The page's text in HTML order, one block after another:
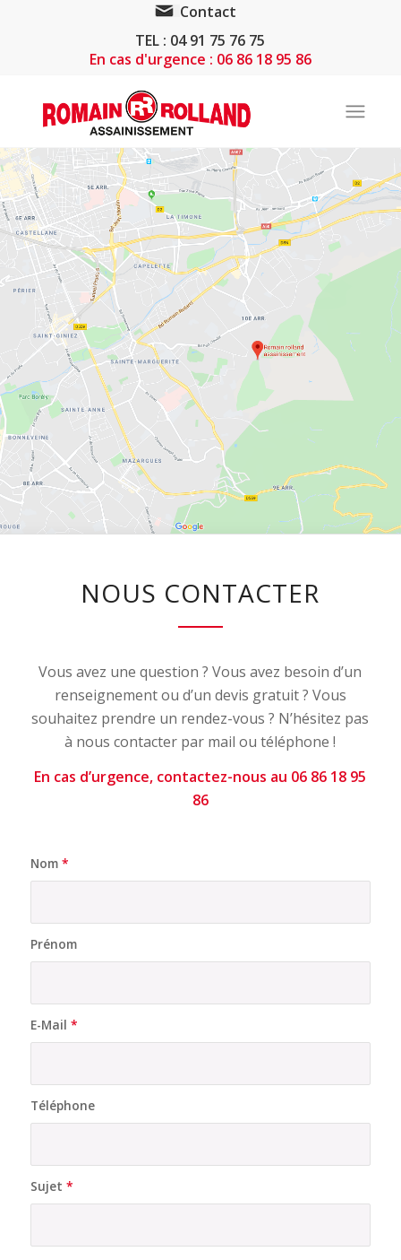
Contact
TEL : 04 91 75 76 75
En cas d'urgence : 06 86 18 95 86
NOUS CONTACTER
Vous avez une question ? Vous avez besoin d’un
renseignement ou d’un devis gratuit ? Vous
souhaitez prendre un rendez-vous ? N’hésitez pas
à nous contacter par mail ou téléphone !
En cas d’urgence, contactez-nous au 06 86 18 95
86
Nom *
Prénom
E-Mail *
Téléphone
Sujet *